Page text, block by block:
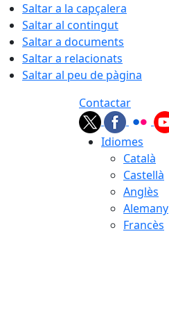
Saltar a la capçalera
Saltar al contingut
Saltar a documents
Saltar a relacionats
Saltar al peu de pàgina
Contactar
Idiomes
Català
Castellà
Anglès
Alemany
Francès